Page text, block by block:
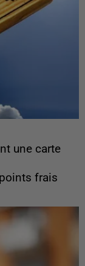
une carte
frais